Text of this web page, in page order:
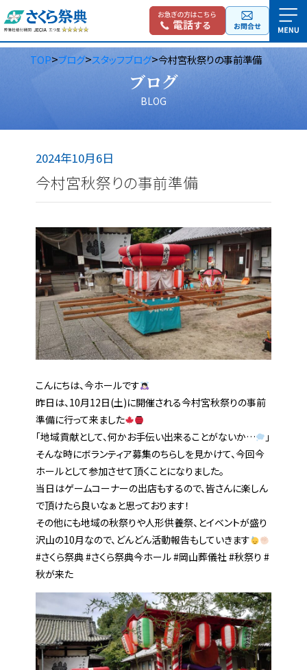
TOP>ブログ>スタッフブログ>今村宮秋祭りの事前準備
ブログ
BLOG
2024年10月6日
今村宮秋祭りの事前準備
こんにちは、今ホールです
昨日は、10月12日(土)に開催される今村宮秋祭りの事前
準備に行って来ました
「地域貢献として、何かお手伝い出来ることがないか…
」
そんな時にボランティア募集のちらしを見かけて、今回今
ホールとして参加させて頂くことになりました。
当日はゲームコーナーの出店もするので、皆さんに楽しん
で頂けたら良いなぁと思っております！
その他にも地域の秋祭りや人形供養祭、とイベントが盛り
沢山の10月なので、どんどん活動報告もしていきます
#さくら祭典 #さくら祭典今ホール #岡山葬儀社 #秋祭り #
秋が来た